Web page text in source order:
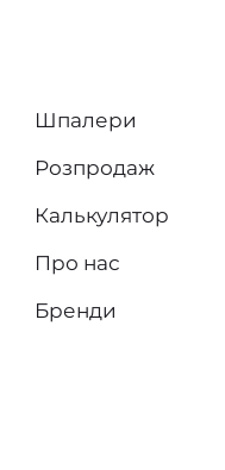
Шпалери
Розпродаж
Калькулятор
Про нас
Бренди